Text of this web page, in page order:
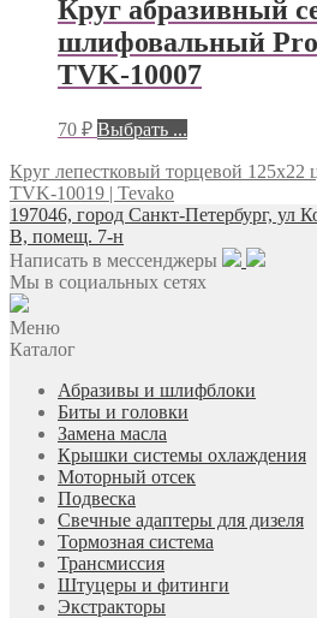
Круг абразивный
шлифовальный
TVK-10007
70 ₽ Выбрать ...
Круг лепестковый торцевой 125х22
TVK-10019 | Tevako
197046, город Санкт-Петербург, ул
В, помещ. 7-н
Написать в мессенджеры
Мы в социальных сетях
Меню
Каталог
Абразивы и шлифблоки
Биты и головки
Замена масла
Крышки системы охлаждения
Моторный отсек
Подвеска
Свечные адаптеры для дизеля
Тормозная система
Трансмиссия
Штуцеры и фитинги
Экстракторы